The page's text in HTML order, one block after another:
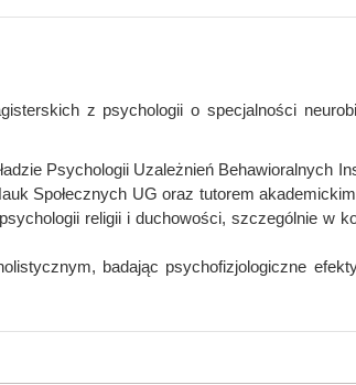
z psychologii o specjalności
Psychologii Uzależnień Behawioralnych
Społecznych UG oraz tutorem
religii i duchowości, szczególnie w
badając psychofizjologiczne